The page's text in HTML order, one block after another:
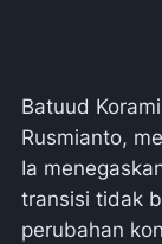
Batuud
Rusmianto,
Ia
transisi tidak
perubahan